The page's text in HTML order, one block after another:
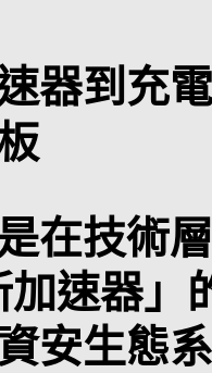
器到充
在技術
加速器
安生態